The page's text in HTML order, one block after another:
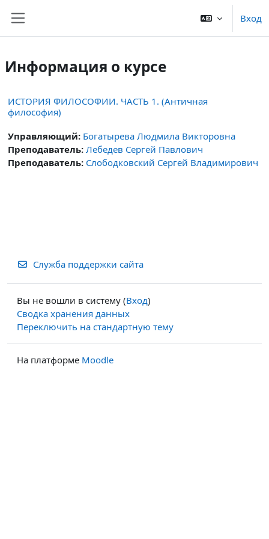
Вход
Информация о курсе
ИСТОРИЯ ФИЛОСОФИИ. ЧАСТЬ 1. (Античная
философия)
Управляющий: Богатырева Людмила Викторовна
Преподаватель: Лебедев Сергей Павлович
Преподаватель: Слободковский Сергей Владимирович
Служба поддержки сайта
Вы не вошли в систему (Вход)
Сводка хранения данных
Переключить на стандартную тему
На платформе Moodle